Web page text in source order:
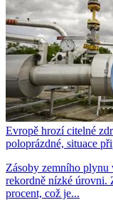
Evropě hrozí citelné
poloprázdné, situace
Zásoby zemního
rekordně nízké úrovni.
procent, což je...